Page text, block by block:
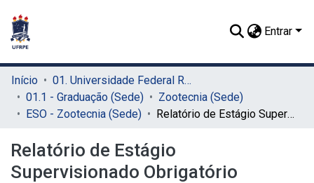
Entrar
Início
01. Universidade Federal Rural de Pernambuco - UFRPE (Sede)
01.1 - Graduação (Sede)
Zootecnia (Sede)
ESO - Zootecnia (Sede)
Relatório de Estágio Supervisionado Obrigatório
Relatório de Estágio
Supervisionado Obrigatório